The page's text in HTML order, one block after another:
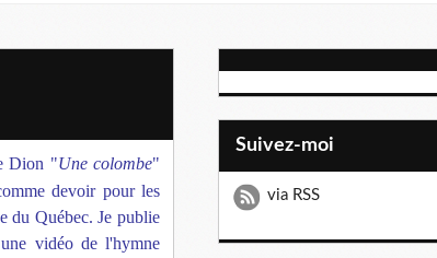
Dion "Une colombe"
devoir pour les
du Québec. Je publie
vidéo de l'hymne
Suivez-moi
via RSS